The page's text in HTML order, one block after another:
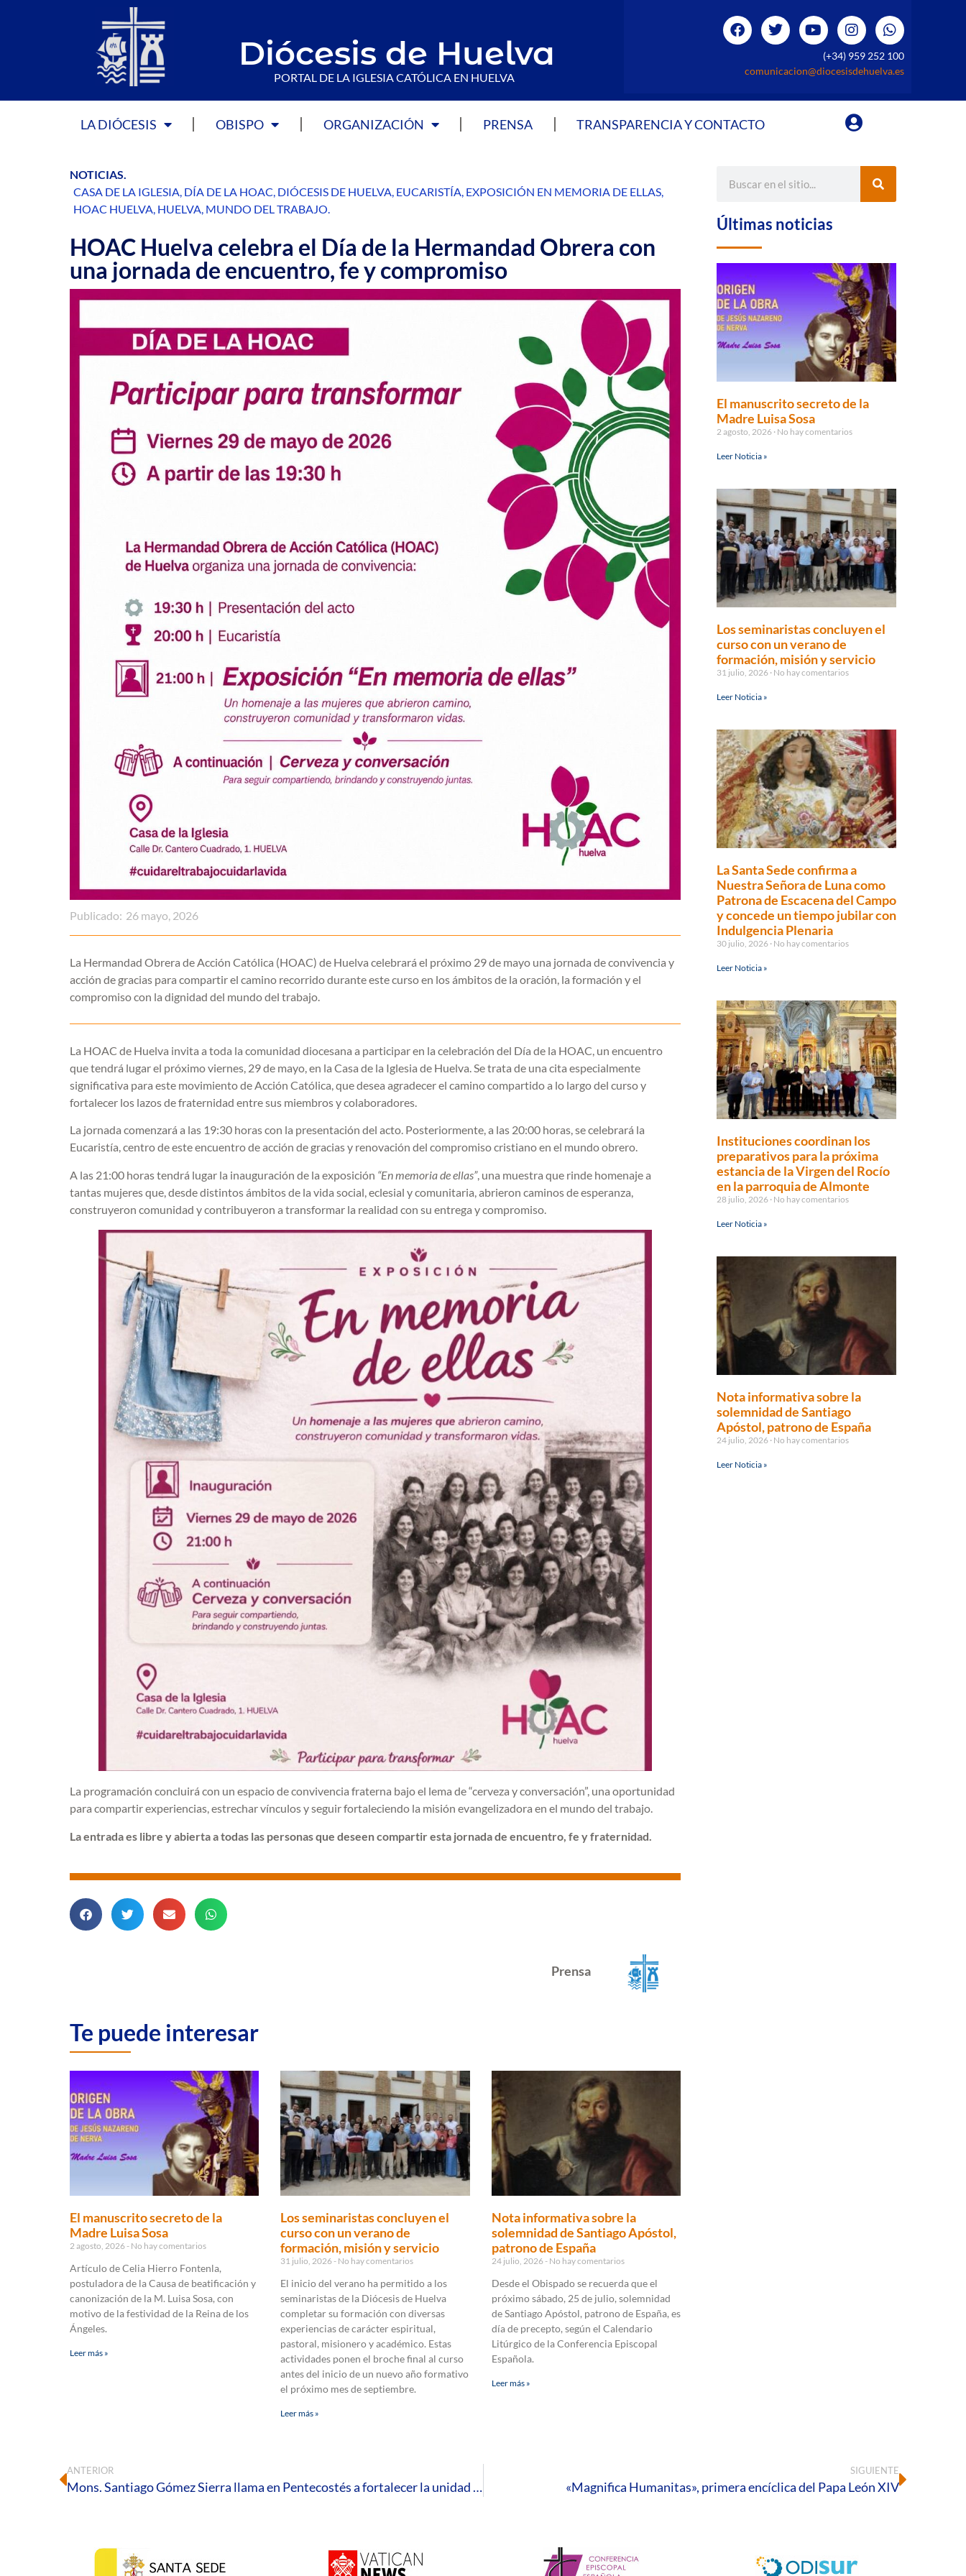
Diócesis de Huelva
PORTAL DE LA IGLESIA CATÓLICA EN HUELVA
(+34) 959 252 100
comunicacion@diocesisdehuelva.es
LA DIÓCESIS OBISPO ORGANIZACIÓN PRENSA TRANSPARENCIA Y CONTACTO
NOTICIAS.
CASA DE LA IGLESIA, DÍA DE LA HOAC, DIÓCESIS DE HUELVA, EUCARISTÍA, EXPOSICIÓN EN MEMORIA DE ELLAS,
HOAC HUELVA, HUELVA, MUNDO DEL TRABAJO.
HOAC Huelva celebra el Día de la Hermandad Obrera con
una jornada de encuentro, fe y compromiso
Publicado: 26 mayo, 2026
La Hermandad Obrera de Acción Católica (HOAC) de Huelva celebrará el próximo 29 de mayo una jornada de convivencia y
acción de gracias para compartir el camino recorrido durante este curso en los ámbitos de la oración, la formación y el
compromiso con la dignidad del mundo del trabajo.
La HOAC de Huelva invita a toda la comunidad diocesana a participar en la celebración del Día de la HOAC, un encuentro
que tendrá lugar el próximo viernes, 29 de mayo, en la Casa de la Iglesia de Huelva. Se trata de una cita especialmente
significativa para este movimiento de Acción Católica, que desea agradecer el camino compartido a lo largo del curso y
fortalecer los lazos de fraternidad entre sus miembros y colaboradores.
La jornada comenzará a las 19:30 horas con la presentación del acto. Posteriormente, a las 20:00 horas, se celebrará la
Eucaristía, centro de este encuentro de acción de gracias y renovación del compromiso cristiano en el mundo obrero.
A las 21:00 horas tendrá lugar la inauguración de la exposición “En memoria de ellas”, una muestra que rinde homenaje a
tantas mujeres que, desde distintos ámbitos de la vida social, eclesial y comunitaria, abrieron caminos de esperanza,
construyeron comunidad y contribuyeron a transformar la realidad con su entrega y compromiso.
La programación concluirá con un espacio de convivencia fraterna bajo el lema de “cerveza y conversación”, una oportunidad
para compartir experiencias, estrechar vínculos y seguir fortaleciendo la misión evangelizadora en el mundo del trabajo.
La entrada es libre y abierta a todas las personas que deseen compartir esta jornada de encuentro, fe y fraternidad.
Prensa
Te puede interesar
El manuscrito secreto de la
Madre Luisa Sosa
2 agosto, 2026 No hay comentarios
Artículo de Celia Hierro Fontenla,
postuladora de la Causa de beatificación y
canonización de la M. Luisa Sosa, con
motivo de la festividad de la Reina de los
Ángeles.
Leer más »
Los seminaristas concluyen el
curso con un verano de
formación, misión y servicio
31 julio, 2026 No hay comentarios
El inicio del verano ha permitido a los
seminaristas de la Diócesis de Huelva
completar su formación con diversas
experiencias de carácter espiritual,
pastoral, misionero y académico. Estas
actividades ponen el broche final al curso
antes del inicio de un nuevo año formativo
el próximo mes de septiembre.
Leer más »
Nota informativa sobre la
solemnidad de Santiago Apóstol,
patrono de España
24 julio, 2026 No hay comentarios
Desde el Obispado se recuerda que el
próximo sábado, 25 de julio, solemnidad
de Santiago Apóstol, patrono de España, es
día de precepto, según el Calendario
Litúrgico de la Conferencia Episcopal
Española.
Leer más »
Últimas noticias
El manuscrito secreto de la
Madre Luisa Sosa
2 agosto, 2026 No hay comentarios
Leer Noticia »
Los seminaristas concluyen el
curso con un verano de
formación, misión y servicio
31 julio, 2026 No hay comentarios
Leer Noticia »
La Santa Sede confirma a
Nuestra Señora de Luna como
Patrona de Escacena del Campo
y concede un tiempo jubilar con
Indulgencia Plenaria
30 julio, 2026 No hay comentarios
Leer Noticia »
Instituciones coordinan los
preparativos para la próxima
estancia de la Virgen del Rocío
en la parroquia de Almonte
28 julio, 2026 No hay comentarios
Leer Noticia »
Nota informativa sobre la
solemnidad de Santiago
Apóstol, patrono de España
24 julio, 2026 No hay comentarios
Leer Noticia »
ANTERIOR
Mons. Santiago Gómez Sierra llama en Pentecostés a fortalecer la unidad y la convivencia desde el espíritu del Rocío
SIGUIENTE
«Magnifica Humanitas», primera encíclica del Papa León XIV